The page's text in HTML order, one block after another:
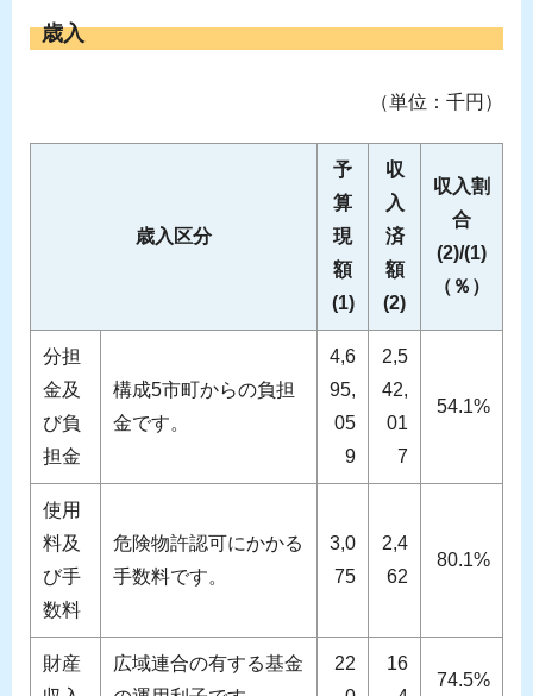
歳入
（単位：千円）
歳入区分
予
算
現
額
(1)
収
入
済
額
(2)
収入割
合
(2)/(1)
（％）
分担
金及
び負
担金
構成5市町からの負担
金です。
4,6
95,
05
9
2,5
42,
01
7
54.1%
使用
料及
び手
数料
危険物許認可にかかる
手数料です。
3,0
75
2,4
62
80.1%
財産
広域連合の有する基金
22
16
74.5%